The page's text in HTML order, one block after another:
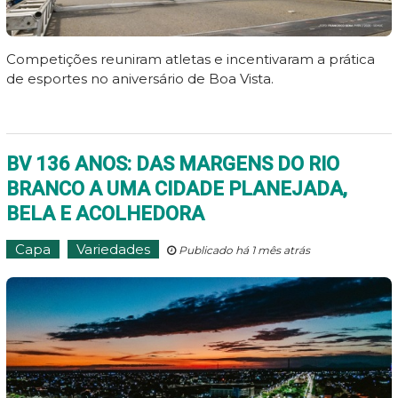
Competições reuniram atletas e incentivaram a prática
de esportes no aniversário de Boa Vista.
BV 136 ANOS: DAS MARGENS DO RIO
BRANCO A UMA CIDADE PLANEJADA,
BELA E ACOLHEDORA
Capa Variedades Publicado há 1 mês atrás